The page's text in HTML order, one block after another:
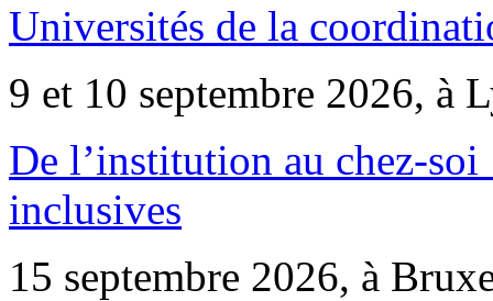
Universités de la
9 et 10 septembre 2026, à
De l’institution au chez-
inclusives
15 septembre 2026, à